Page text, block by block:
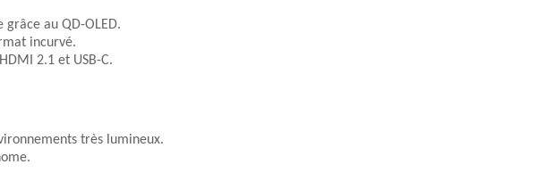
au QD-OLED.
incurvé.
2.1 et USB-C.
très lumineux.